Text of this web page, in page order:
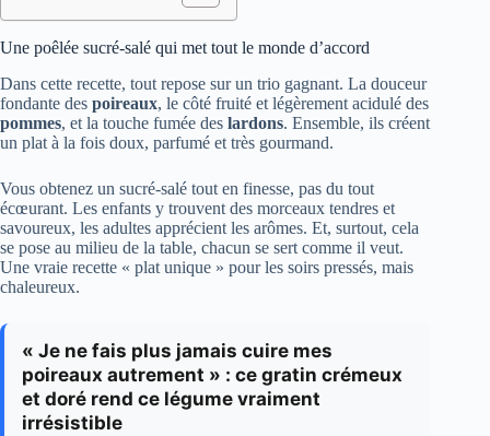
Une poêlée sucré-salé qui met tout le monde d’accord
Dans cette recette, tout repose sur un trio gagnant. La douceur
fondante des poireaux, le côté fruité et légèrement acidulé des
pommes, et la touche fumée des lardons. Ensemble, ils créent
un plat à la fois doux, parfumé et très gourmand.
Vous obtenez un sucré-salé tout en finesse, pas du tout
écœurant. Les enfants y trouvent des morceaux tendres et
savoureux, les adultes apprécient les arômes. Et, surtout, cela
se pose au milieu de la table, chacun se sert comme il veut.
Une vraie recette « plat unique » pour les soirs pressés, mais
chaleureux.
« Je ne fais plus jamais cuire mes
poireaux autrement » : ce gratin crémeux
et doré rend ce légume vraiment
irrésistible